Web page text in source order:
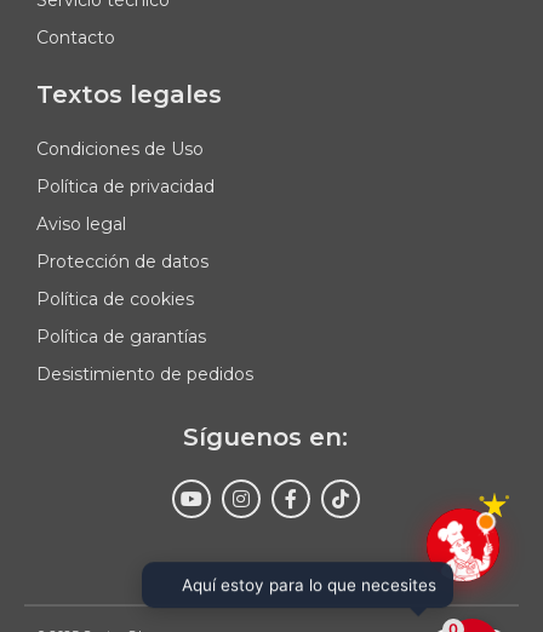
Contacto
Textos legales
Condiciones de Uso
Política de privacidad
Aviso legal
Protección de datos
Política de cookies
Política de garantías
Desistimiento de pedidos
Síguenos en:
Enviar
Aquí estoy para lo que necesites